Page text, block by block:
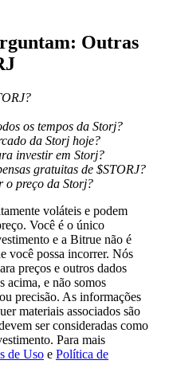
por criptografia
Outras
os tempos da Storj?
da Storj hoje?
investir em Storj?
gratuitas de $STORJ?
o preço da Storj?
voláteis e podem
Você é o único
e a Bitrue não é
você possa incorrer. Nós
preços e outros dados
acima, e não somos
precisão. As informações
materiais associados são
ser consideradas como
Para mais
de Uso e Política de